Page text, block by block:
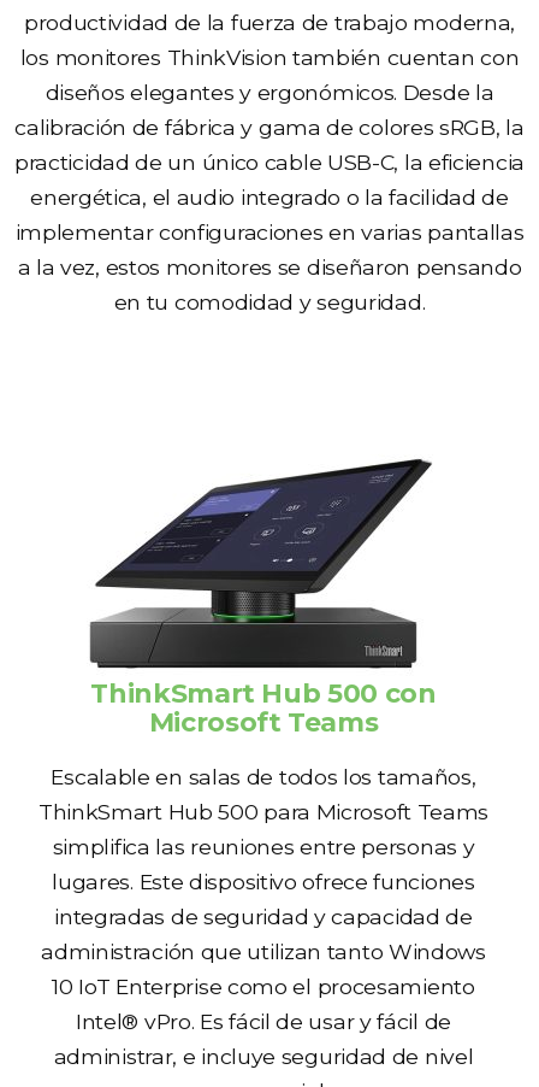
productividad de la fuerza de trabajo moderna,
los monitores ThinkVision también cuentan con
diseños elegantes y ergonómicos. Desde la
calibración de fábrica y gama de colores sRGB, la
practicidad de un único cable USB-C, la eficiencia
energética, el audio integrado o la facilidad de
implementar configuraciones en varias pantallas
a la vez, estos monitores se diseñaron pensando
en tu comodidad y seguridad.
ThinkSmart Hub 500 con
Microsoft Teams
Escalable en salas de todos los tamaños,
ThinkSmart Hub 500 para Microsoft Teams
simplifica las reuniones entre personas y
lugares. Este dispositivo ofrece funciones
integradas de seguridad y capacidad de
administración que utilizan tanto Windows
10 IoT Enterprise como el procesamiento
Intel® vPro. Es fácil de usar y fácil de
administrar, e incluye seguridad de nivel